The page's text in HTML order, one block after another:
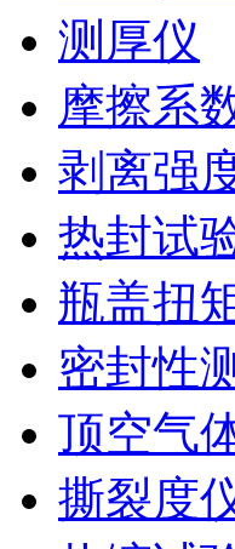
测厚仪
摩擦系
剥离强
热封试
瓶盖扭
密封性
顶空气
撕裂度